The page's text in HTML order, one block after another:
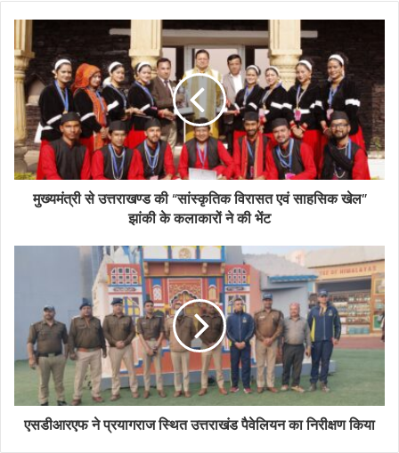
मुख्यमंत्री से उत्तराखण्ड की “सांस्कृतिक विरासत एवं साहसिक खेल”
झांकी के कलाकारों ने की भेंट
एसडीआरएफ ने प्रयागराज स्थित उत्तराखंड पैवेलियन का निरीक्षण किया